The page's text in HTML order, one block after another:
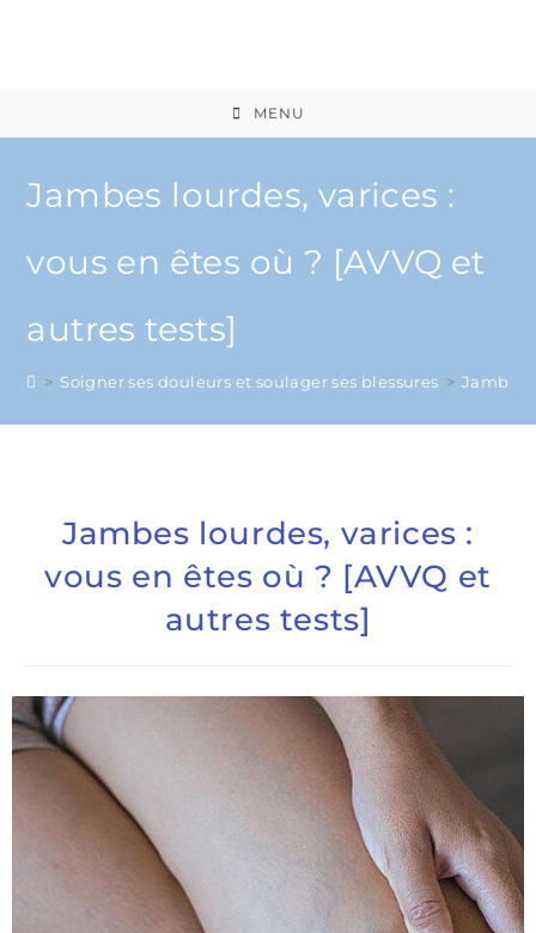
MENU
Jambes lourdes, varices :
vous en êtes où ? [AVVQ et
autres tests]
> Soigner ses douleurs et soulager ses blessures > Jambes
Jambes lourdes, varices :
vous en êtes où ? [AVVQ et
autres tests]